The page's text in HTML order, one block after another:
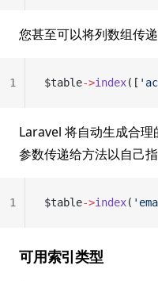
您甚至可以将列数组传
$table->index([
1
Laravel 将自动生成合
参数传递给方法以自己指
$table->index(
1
可用索引类型